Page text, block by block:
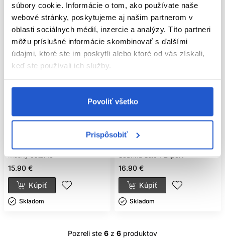
súbory cookie. Informácie o tom, ako používate naše
webové stránky, poskytujeme aj našim partnerom v
oblasti sociálnych médií, inzercie a analýzy. Títo partneri
môžu príslušné informácie skombinovať s ďalšími
údajmi, ktoré ste im poskytli alebo ktoré od vás získali,
keď ste používali ich služby.
Povoliť všetko
Prispôsobiť
Oficiálna distribúcia
maska na všetky typy vlasov
15.90 €
Kúpiť
Skladom ㅤ
Colour Lock maska po farbení
16.90 €
Kúpiť
Skladom ㅤ
Pozreli ste 6 z 6 produktov